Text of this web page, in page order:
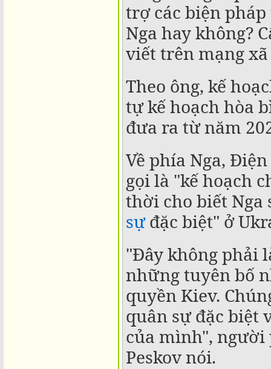
trợ các biện
Nga hay không?
viết trên mạng
Theo ông, kế
tự kế hoạch hòa
đưa ra từ năm
Về phía Nga,
gọi là "kế hoạch
thời cho biết
sựđặc biệt" ở
"Đây không phải
những tuyên bố
quyền Kiev.
quân sự đặc biệt
của mình",
Peskov nói.